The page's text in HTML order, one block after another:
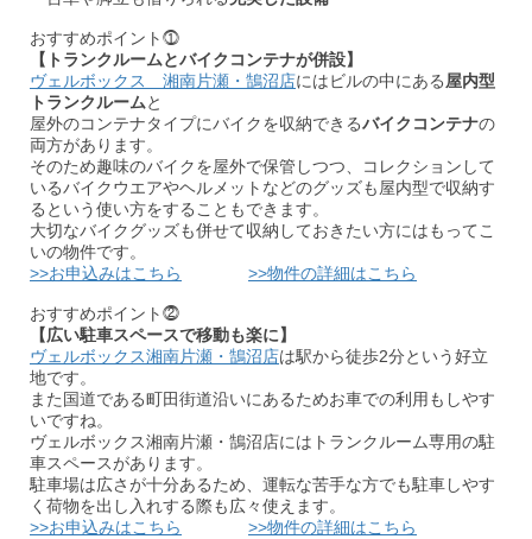
おすすめポイント⓵
【トランクルームとバイクコンテナが併設】
ヴェルボックス 湘南片瀬・鵠沼店にはビルの中にある屋内型
トランクルームと
屋外のコンテナタイプにバイクを収納できるバイクコンテナの
両方があります。
そのため趣味のバイクを屋外で保管しつつ、コレクションして
いるバイクウエアやヘルメットなどのグッズも屋内型で収納す
るという使い方をすることもできます。
大切なバイクグッズも併せて収納しておきたい方にはもってこ
いの物件です。
>>お申込みはこちら
>>物件の詳細はこちら
おすすめポイント⓶
【広い駐車スペースで移動も楽に】
ヴェルボックス湘南片瀬・鵠沼店は駅から徒歩2分という好立
地です。
また国道である町田街道沿いにあるためお車での利用もしやす
いですね。
ヴェルボックス湘南片瀬・鵠沼店にはトランクルーム専用の駐
車スペースがあります。
駐車場は広さが十分あるため、運転な苦手な方でも駐車しやす
く荷物を出し入れする際も広々使えます。
>>お申込みはこちら
>>物件の詳細はこちら